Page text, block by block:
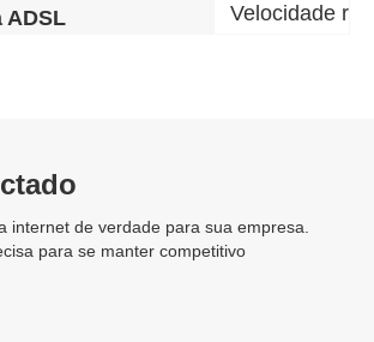
ADSL
Velocidade
internet de verdade para sua empresa.
para se manter competitivo